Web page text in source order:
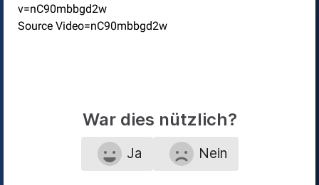
v=nC90mbbgd2w
Source Video=nC90mbbgd2w
War dies nützlich?
Ja Nein